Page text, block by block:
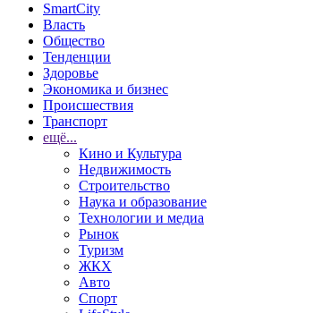
SmartCity
Власть
Общество
Тенденции
Здоровье
Экономика и бизнес
Происшествия
Транспорт
ещё...
Кино и Культура
Недвижимость
Строительство
Наука и образование
Технологии и медиа
Рынок
Туризм
ЖКХ
Авто
Спорт